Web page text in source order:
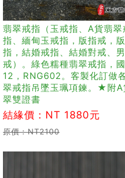
翡翠戒指（玉戒指、A貨翡翠
指、緬甸玉戒指，版指戒，
指，結婚戒指、結婚對戒、
戒）。綠色糯種翡翠戒指，
12，RNG602。客製化訂做
翠戒指吊墜玉珮項鍊。★附A
翠雙證書
結緣價：NT 1880元
原價：NT2100